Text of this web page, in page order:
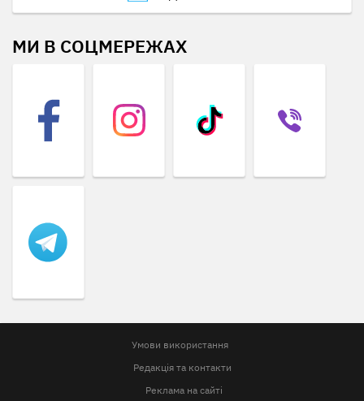
МИ В СОЦМЕРЕЖАХ
Умови використання
Редакція та контакти
Реклама на сайті